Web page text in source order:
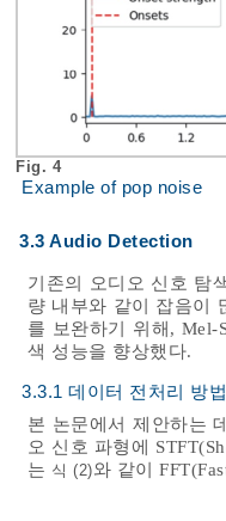
Fig. 4
Example of pop noise
3.3 Audio Detection
기존의 오디오 신호 탐
량 내부와 같이 잡음이
를 보완하기 위해, Mel-
색 성능을 향상했다.
3.3.1 데이터 전처리 방법
본 논문에서 제안하는
오 신호 파형에
는 식 (2)와 같이